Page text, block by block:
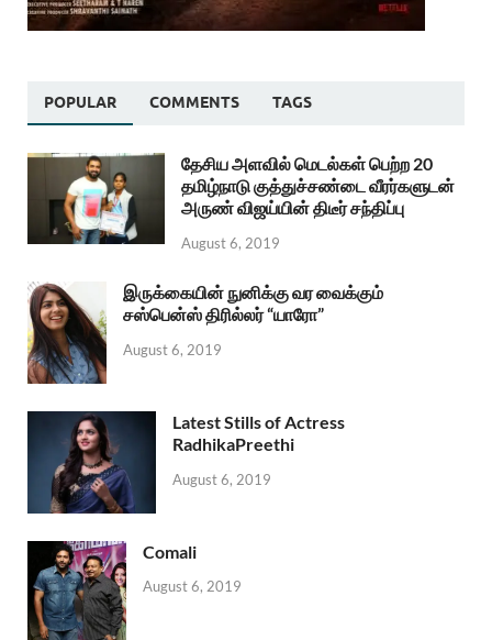
POPULAR COMMENTS TAGS
தேசிய அளவில் மெடல்கள் பெற்ற 20
தமிழ்நாடு குத்துச்சண்டை வீரர்களுடன்
அருண் விஜய்யின் திடீர் சந்திப்பு
August 6, 2019
இருக்கையின் நுனிக்கு வர வைக்கும்
சஸ்பென்ஸ் திரில்லர் “யாரோ”
August 6, 2019
Latest Stills of Actress
RadhikaPreethi
August 6, 2019
Comali
August 6, 2019